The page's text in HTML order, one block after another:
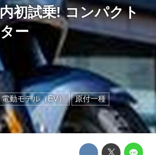
初試乗! コンパクト
ー
電動モデル（EV）
原付一種